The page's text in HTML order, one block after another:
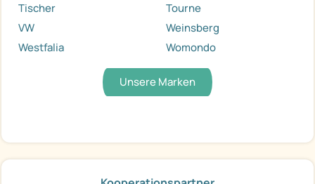
Tischer
Tourne
VW
Weinsberg
Westfalia
Womondo
Unsere Marken